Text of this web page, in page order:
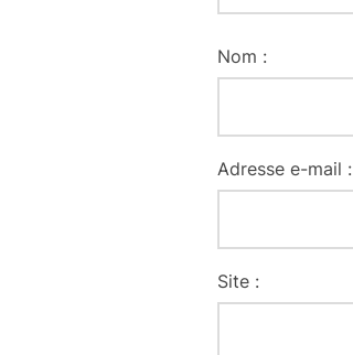
Nom :
Adresse e-mail :
Site :